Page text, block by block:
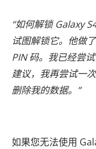
“如何解锁 Galaxy
试图解锁它。他做
PIN 码。我已经尝
建议，我再尝试一
删除我的数据。”
如果您无法使用